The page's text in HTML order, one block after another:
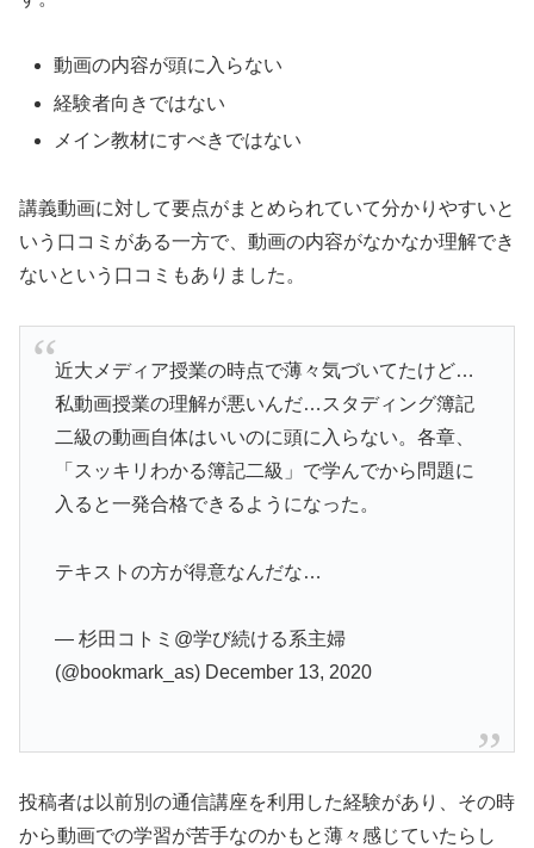
動画の内容が頭に入らない
経験者向きではない
メイン教材にすべきではない
講義動画に対して要点がまとめられていて分かりやすいと
いう口コミがある一方で、動画の内容がなかなか理解でき
ないという口コミもありました。
近大メディア授業の時点で薄々気づいてたけど…
私動画授業の理解が悪いんだ…スタディング簿記
二級の動画自体はいいのに頭に入らない。各章、
「スッキリわかる簿記二級」で学んでから問題に
入ると一発合格できるようになった。
テキストの方が得意なんだな…
— 杉田コトミ@学び続ける系主婦
(@bookmark_as) December 13, 2020
投稿者は以前別の通信講座を利用した経験があり、その時
から動画での学習が苦手なのかもと薄々感じていたらし